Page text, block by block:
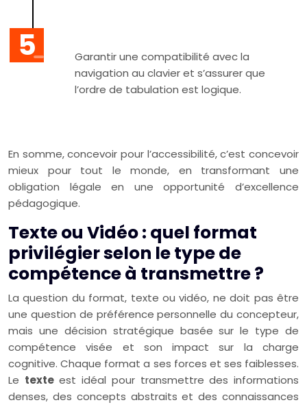
Garantir une compatibilité avec la
navigation au clavier et s’assurer que
l’ordre de tabulation est logique.
En somme, concevoir pour l’accessibilité, c’est concevoir
mieux pour tout le monde, en transformant une
obligation légale en une opportunité d’excellence
pédagogique.
Texte ou Vidéo : quel format
privilégier selon le type de
compétence à transmettre ?
La question du format, texte ou vidéo, ne doit pas être
une question de préférence personnelle du concepteur,
mais une décision stratégique basée sur le type de
compétence visée et son impact sur la charge
cognitive. Chaque format a ses forces et ses faiblesses.
Le texteest idéal pour transmettre des informations
denses, des concepts abstraits et des connaissances